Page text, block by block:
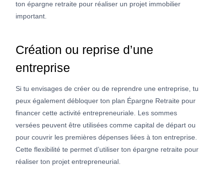
ton épargne retraite pour réaliser un projet immobilier
important.
Création ou reprise d’une
entreprise
Si tu envisages de créer ou de reprendre une entreprise, tu
peux également débloquer ton plan Épargne Retraite pour
financer cette activité entrepreneuriale. Les sommes
versées peuvent être utilisées comme capital de départ ou
pour couvrir les premières dépenses liées à ton entreprise.
Cette flexibilité te permet d’utiliser ton épargne retraite pour
réaliser ton projet entrepreneurial.